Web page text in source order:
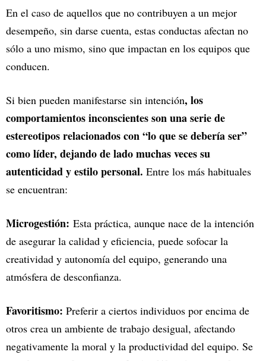
En el caso de aquellos que no contribuyen a un mejor
desempeño, sin darse cuenta, estas conductas afectan no
sólo a uno mismo, sino que impactan en los equipos que
conducen.
Si bien pueden manifestarse sin intención, los
comportamientos inconscientes son una serie de
estereotipos relacionados con “lo que se debería ser”
como líder, dejando de lado muchas veces su
autenticidad y estilo personal. Entre los más habituales
se encuentran:
Microgestión: Esta práctica, aunque nace de la intención
de asegurar la calidad y eficiencia, puede sofocar la
creatividad y autonomía del equipo, generando una
atmósfera de desconfianza.
Favoritismo: Preferir a ciertos individuos por encima de
otros crea un ambiente de trabajo desigual, afectando
negativamente la moral y la productividad del equipo. Se